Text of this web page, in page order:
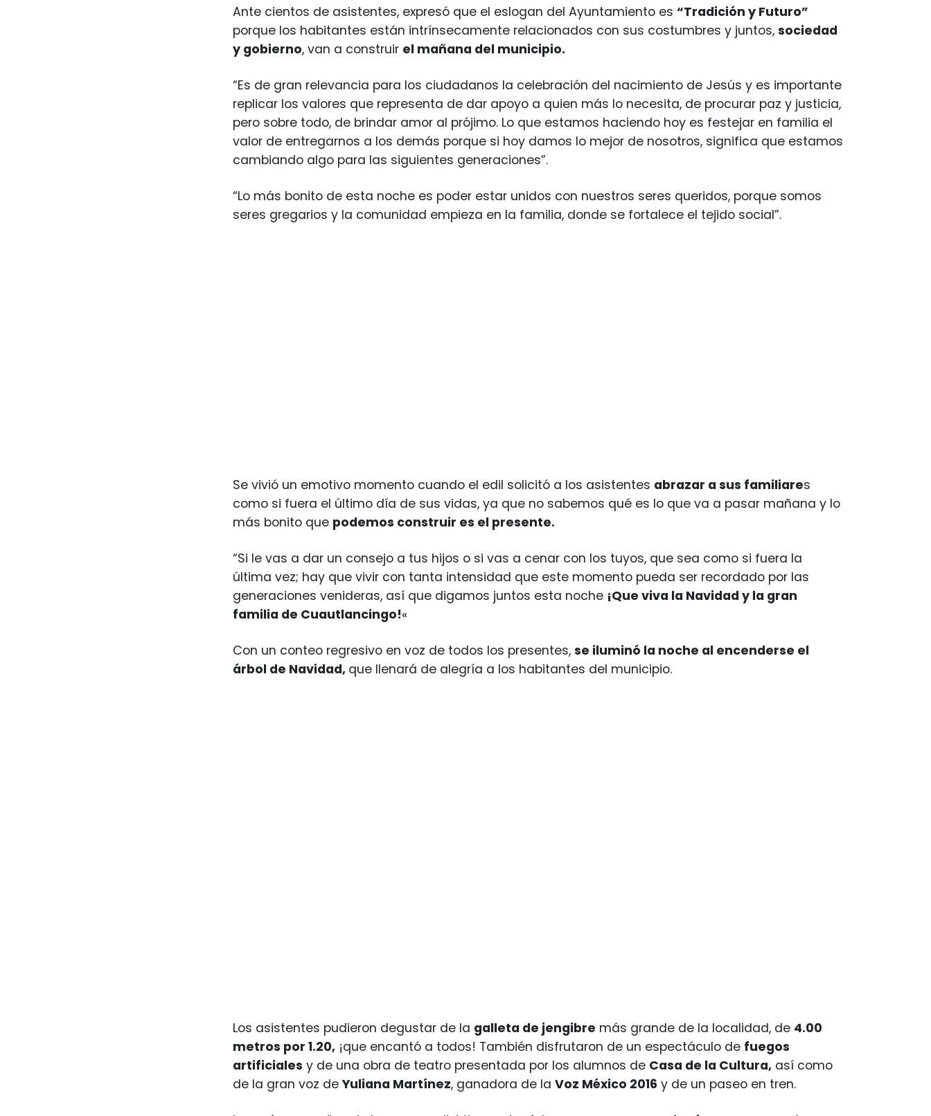
Ante cientos de asistentes, expresó que el eslogan del Ayuntamiento es “Tradición y Futuro”
porque los habitantes están intrínsecamente relacionados con sus costumbres y juntos, sociedad
y gobierno, van a construir el mañana del municipio.
“Es de gran relevancia para los ciudadanos la celebración del nacimiento de Jesús y es importante
replicar los valores que representa de dar apoyo a quien más lo necesita, de procurar paz y justicia,
pero sobre todo, de brindar amor al prójimo. Lo que estamos haciendo hoy es festejar en familia el
valor de entregarnos a los demás porque si hoy damos lo mejor de nosotros, significa que estamos
cambiando algo para las siguientes generaciones”.
“Lo más bonito de esta noche es poder estar unidos con nuestros seres queridos, porque somos
seres gregarios y la comunidad empieza en la familia, donde se fortalece el tejido social”.
Se vivió un emotivo momento cuando el edil solicitó a los asistentes abrazar a sus familiares
como si fuera el último día de sus vidas, ya que no sabemos qué es lo que va a pasar mañana y lo
más bonito que podemos construir es el presente.
“Si le vas a dar un consejo a tus hijos o si vas a cenar con los tuyos, que sea como si fuera la
última vez; hay que vivir con tanta intensidad que este momento pueda ser recordado por las
generaciones venideras, así que digamos juntos esta noche ¡Que viva la Navidad y la gran
familia de Cuautlancingo!«
Con un conteo regresivo en voz de todos los presentes, se iluminó la noche al encenderse el
árbol de Navidad, que llenará de alegría a los habitantes del municipio.
Los asistentes pudieron degustar de la galleta de jengibre más grande de la localidad, de 4.00
metros por 1.20, ¡que encantó a todos! También disfrutaron de un espectáculo de fuegos
artificiales y de una obra de teatro presentada por los alumnos de Casa de la Cultura, así como
de la gran voz de Yuliana Martínez, ganadora de la Voz México 2016 y de un paseo en tren.